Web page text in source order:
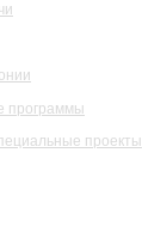
программы
проекты